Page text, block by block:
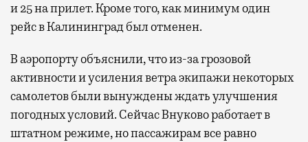
и 25 на прилет. Кроме того, как минимум один
рейс в Калининград был отменен.
В аэропорту объяснили, что из-за грозовой
активности и усиления ветра экипажи некоторых
самолетов были вынуждены ждать улучшения
погодных условий. Сейчас Внуково работает в
штатном режиме, но пассажирам все равно